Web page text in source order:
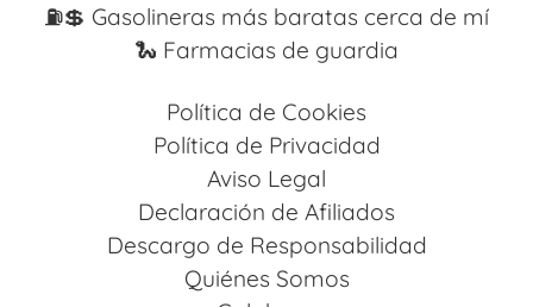
⛽️💲 Gasolineras más baratas cerca de mí
🐍 Farmacias de guardia
Política de Cookies
Política de Privacidad
Aviso Legal
Declaración de Afiliados
Descargo de Responsabilidad
Quiénes Somos